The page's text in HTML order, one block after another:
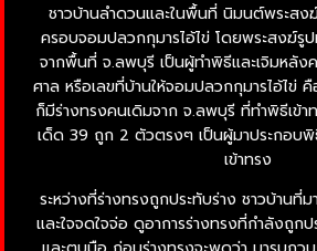
ชาวบ้านลำดวนและในพื้นที่ นิมนต์พระสง
ครอบจอมปลวกกุมารไอ้ไข่ โดยพระสงฆ์รู
จากพื้นที่ จ.ลพบุรี เป็นผู้ทำพิธีและเจิมหลัง
ศาล หรือเลขที่บ้านให้จอมปลวกกุมารไอ้ไข่
ก็มีร่างทรงคนเดิมจาก จ.ลพบุรี ที่ทำพิธีเข้า
เด็ด 39 ถูก 2 ตัวตรงๆ เป็นผู้มาประกอบ
เข้าทรง
ระหว่างที่ร่างทรงถูกประทับร่าง ชาวบ้านที่
และใจจดใจจ่อ ดูอาการร่างทรงที่กำลังถูก